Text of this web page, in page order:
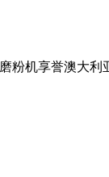
粉机享誉澳大